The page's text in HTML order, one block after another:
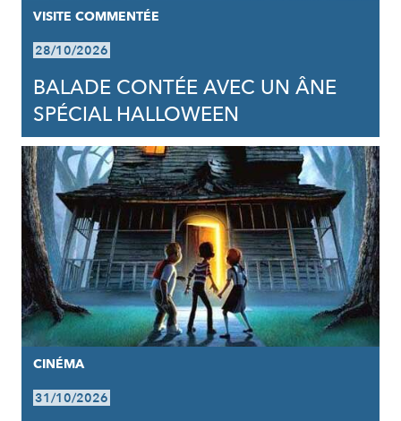
VISITE COMMENTÉE
28/10/2026
BALADE CONTÉE AVEC UN ÂNE
SPÉCIAL HALLOWEEN
CINÉMA
31/10/2026